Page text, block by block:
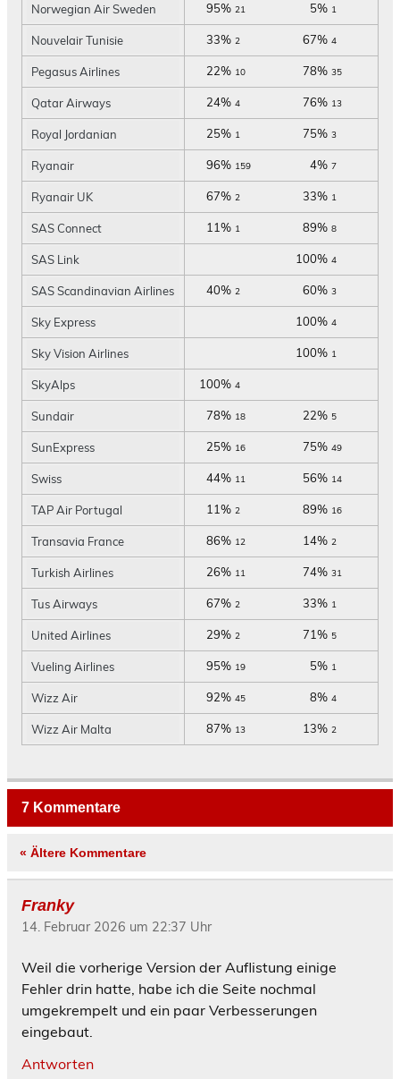
Norwegian Air Sweden 95% 21 5% 1
Nouvelair Tunisie 33% 2 67% 4
Pegasus Airlines 22% 10 78% 35
Qatar Airways 24% 4 76% 13
Royal Jordanian 25% 1 75% 3
Ryanair 96% 159 4% 7
Ryanair UK 67% 2 33% 1
SAS Connect 11% 1 89% 8
SAS Link 100% 4
SAS Scandinavian Airlines 40% 2 60% 3
Sky Express 100% 4
Sky Vision Airlines 100% 1
SkyAlps 100% 4
Sundair 78% 18 22% 5
SunExpress 25% 16 75% 49
Swiss 44% 11 56% 14
TAP Air Portugal 11% 2 89% 16
Transavia France 86% 12 14% 2
Turkish Airlines 26% 11 74% 31
Tus Airways 67% 2 33% 1
United Airlines 29% 2 71% 5
Vueling Airlines 95% 19 5% 1
Wizz Air 92% 45 8% 4
Wizz Air Malta 87% 13 13% 2
7 Kommentare
« Ältere Kommentare
Franky
14. Februar 2026 um 22:37 Uhr
Weil die vorherige Version der Auflistung einige
Fehler drin hatte, habe ich die Seite nochmal
umgekrempelt und ein paar Verbesserungen
eingebaut.
Antworten